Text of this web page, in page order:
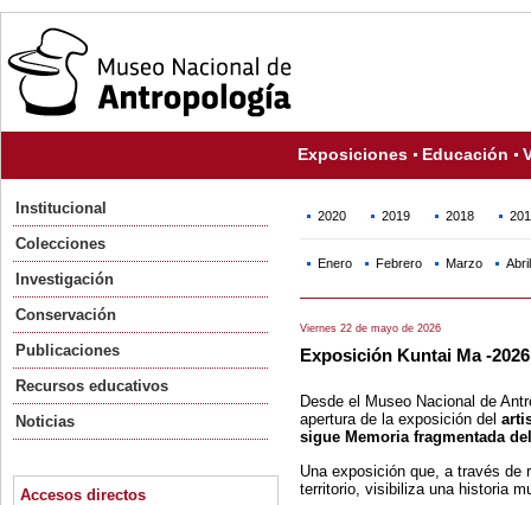
Exposiciones Educación
Institucional
Colecciones
Investigación
Conservación
Publicaciones
Recursos educativos
Noticias
Accesos directos
2020 2019 2018
Enero Febrero Marzo Abril
Viernes 22 de mayo de 2026
Exposición Kuntai Ma -2026
Desde el Museo Nacional de
apertura de la exposición del
sigue Memoria fragmentada
Una exposición que, a través de
territorio, visibiliza una historia